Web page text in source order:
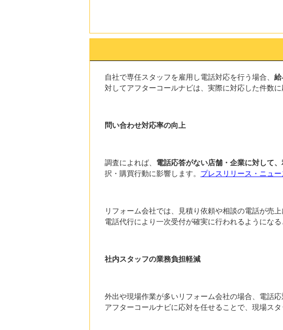
自社で専任スタッフを雇用し電話対応を行う場合、
対してアフターコールナビは、実際に対応した件数に
問い合わせ対応率の向上
調査によれば、 電話応答がない店舗・企業に対して
択・購買行動に影響します。 プレスリリース・ニュ
リフォーム会社では、見積り依頼や相談の電話が売上
電話代行により一次受付が確実に行われるようになる
社内スタッフの業務負担軽減
外出や現場作業が多いリフォーム会社の場合、電話
アフターコールナビに応対を任せることで、現場ス